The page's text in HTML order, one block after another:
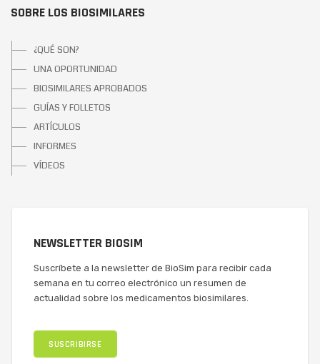
SOBRE LOS BIOSIMILARES
¿QUÉ SON?
UNA OPORTUNIDAD
BIOSIMILARES APROBADOS
GUÍAS Y FOLLETOS
ARTÍCULOS
INFORMES
VÍDEOS
NEWSLETTER BIOSIM
Suscríbete a la newsletter de BioSim para recibir cada
semana en tu correo electrónico un resumen de
actualidad sobre los medicamentos biosimilares.
SUSCRIBIRSE